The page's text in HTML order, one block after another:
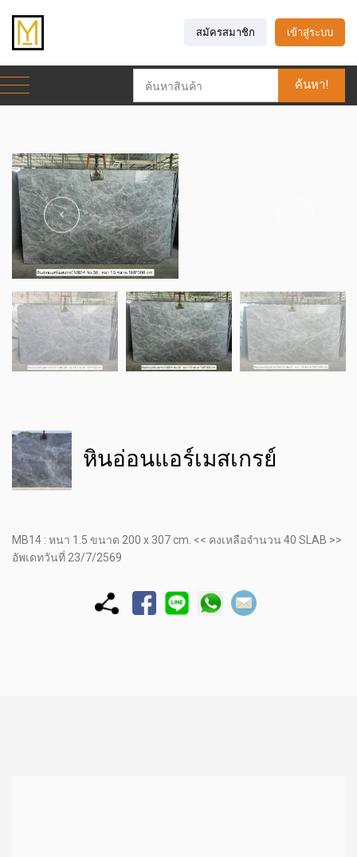
สมัครสมาชิก เข้าสู่ระบบ
ค้นหา!
หินอ่อนแอร์เมสเกรย์
MB14 : หนา 1.5 ขนาด 200 x 307 cm. << คงเหลือจำนวน 40 SLAB >>
อัพเดทวันที่ 23/7/2569